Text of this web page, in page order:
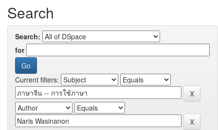
Search
Search:
for
Current filters: